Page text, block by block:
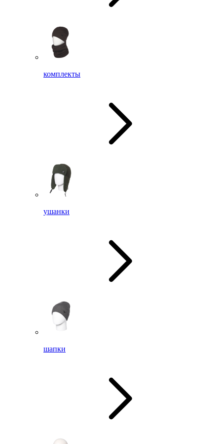
комплекты
ушанки
шапки